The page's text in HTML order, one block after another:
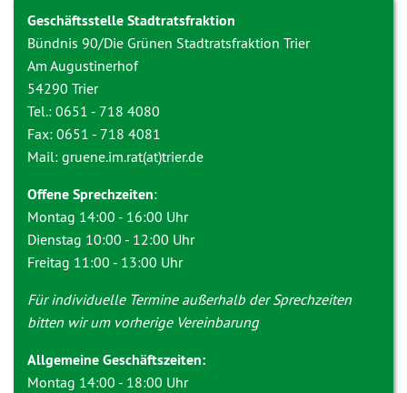
Geschäftsstelle Stadtratsfraktion
Bündnis 90/Die Grünen Stadtratsfraktion Trier
Am Augustinerhof
54290 Trier
Tel.: 0651 - 718 4080
Fax: 0651 - 718 4081
Mail: gruene.im.rat(at)trier.de
Offene Sprechzeiten:
Montag 14:00 - 16:00 Uhr
Dienstag 10:00 - 12:00 Uhr
Freitag 11:00 - 13:00 Uhr
Für individuelle Termine außerhalb der Sprechzeiten
bitten wir um vorherige Vereinbarung
Allgemeine Geschäftszeiten:
Montag 14:00 - 18:00 Uhr